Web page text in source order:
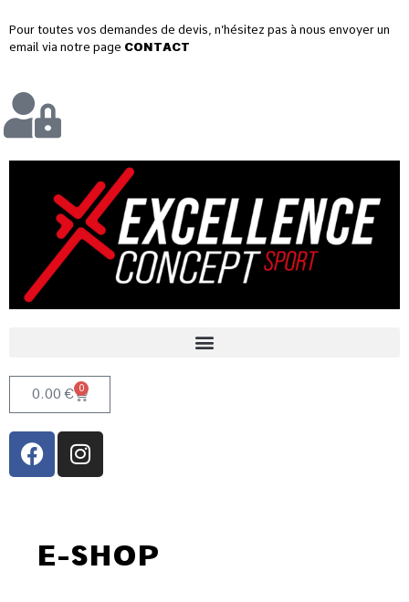
Pour toutes vos demandes de devis, n’hésitez pas à nous envoyer un
email via notre page CONTACT
0.00€ 0
E-SHOP